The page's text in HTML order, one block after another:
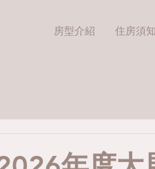
房型介紹 住房須知